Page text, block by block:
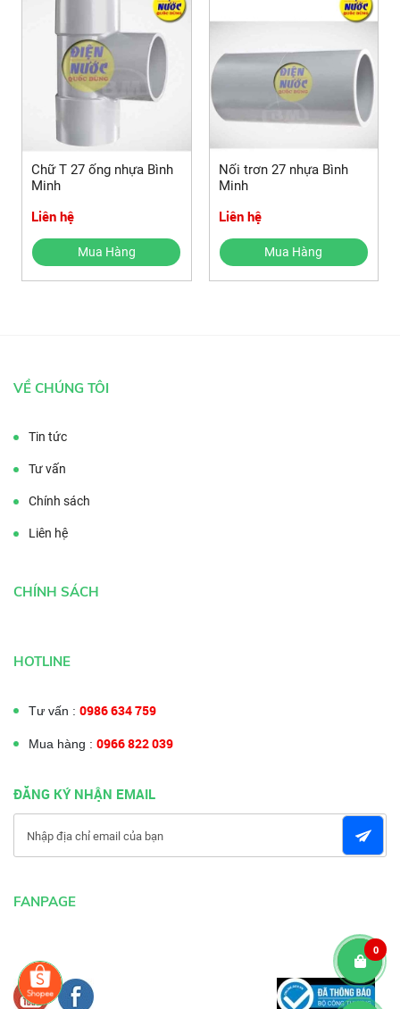
Chữ T 27 ống nhựa Bình
Minh
Liên hệ
Mua Hàng
Nối trơn 27 nhựa Bình
Minh
Liên hệ
Mua Hàng
VỀ CHÚNG TÔI
Tin tức
Tư vấn
Chính sách
Liên hệ
CHÍNH SÁCH
HOTLINE
Tư vấn : 0986 634 759
Mua hàng : 0966 822 039
ĐĂNG KÝ NHẬN EMAIL
FANPAGE
0